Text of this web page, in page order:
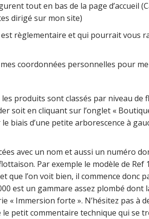
tout en bas de la page d’accueil
dirigé sur mon site)
règlementaire et qui pourrait vous
coordonnées personnelles pour
les produits sont classés par niveau de
soit en cliquant sur l’onglet «
biais d’une petite arborescence à
avec un nom et aussi un numéro
Par exemple le modèle de Ref
que l’on voit bien, il commence donc
est un gammare assez plombé dont
« Immersion forte ». N’hésitez pas à
petit commentaire technique qui se